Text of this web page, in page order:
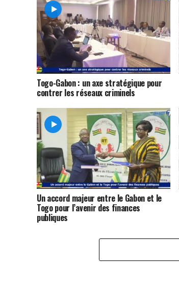
Togo-Gabon : un axe stratégique pour
contrer les réseaux criminels
Un accord majeur entre le Gabon et le
Togo pour l’avenir des finances
publiques